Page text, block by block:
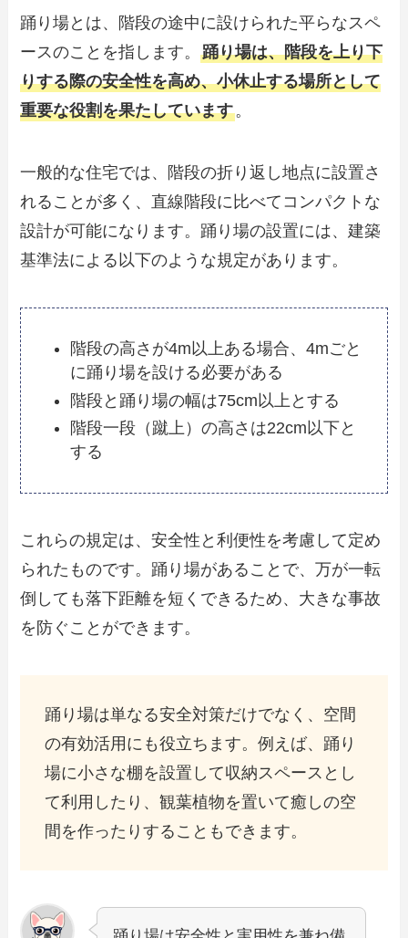
踊り場とは、階段の途中に設けられた平らなスペ
ースのことを指します。踊り場は、階段を上り下
りする際の安全性を高め、小休止する場所として
重要な役割を果たしています。
一般的な住宅では、階段の折り返し地点に設置さ
れることが多く、直線階段に比べてコンパクトな
設計が可能になります。踊り場の設置には、建築
基準法による以下のような規定があります。
階段の高さが4m以上ある場合、4mごと
に踊り場を設ける必要がある
階段と踊り場の幅は75cm以上とする
階段一段（蹴上）の高さは22cm以下と
する
これらの規定は、安全性と利便性を考慮して定め
られたものです。踊り場があることで、万が一転
倒しても落下距離を短くできるため、大きな事故
を防ぐことができます。
踊り場は単なる安全対策だけでなく、空間
の有効活用にも役立ちます。例えば、踊り
場に小さな棚を設置して収納スペースとし
て利用したり、観葉植物を置いて癒しの空
間を作ったりすることもできます。